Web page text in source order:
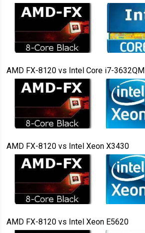
AMD FX-8120vs Intel Core i7-3632QM
AMD FX-8120vs Intel Xeon X3430
AMD FX-8120vs Intel Xeon E5620